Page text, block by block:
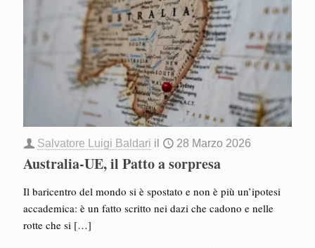
Salvatore Luigi Baldari il 28 Marzo 2026
Australia-UE, il Patto a sorpresa
Il baricentro del mondo si è spostato e non è più un’ipotesi
accademica: è un fatto scritto nei dazi che cadono e nelle
rotte che si […]